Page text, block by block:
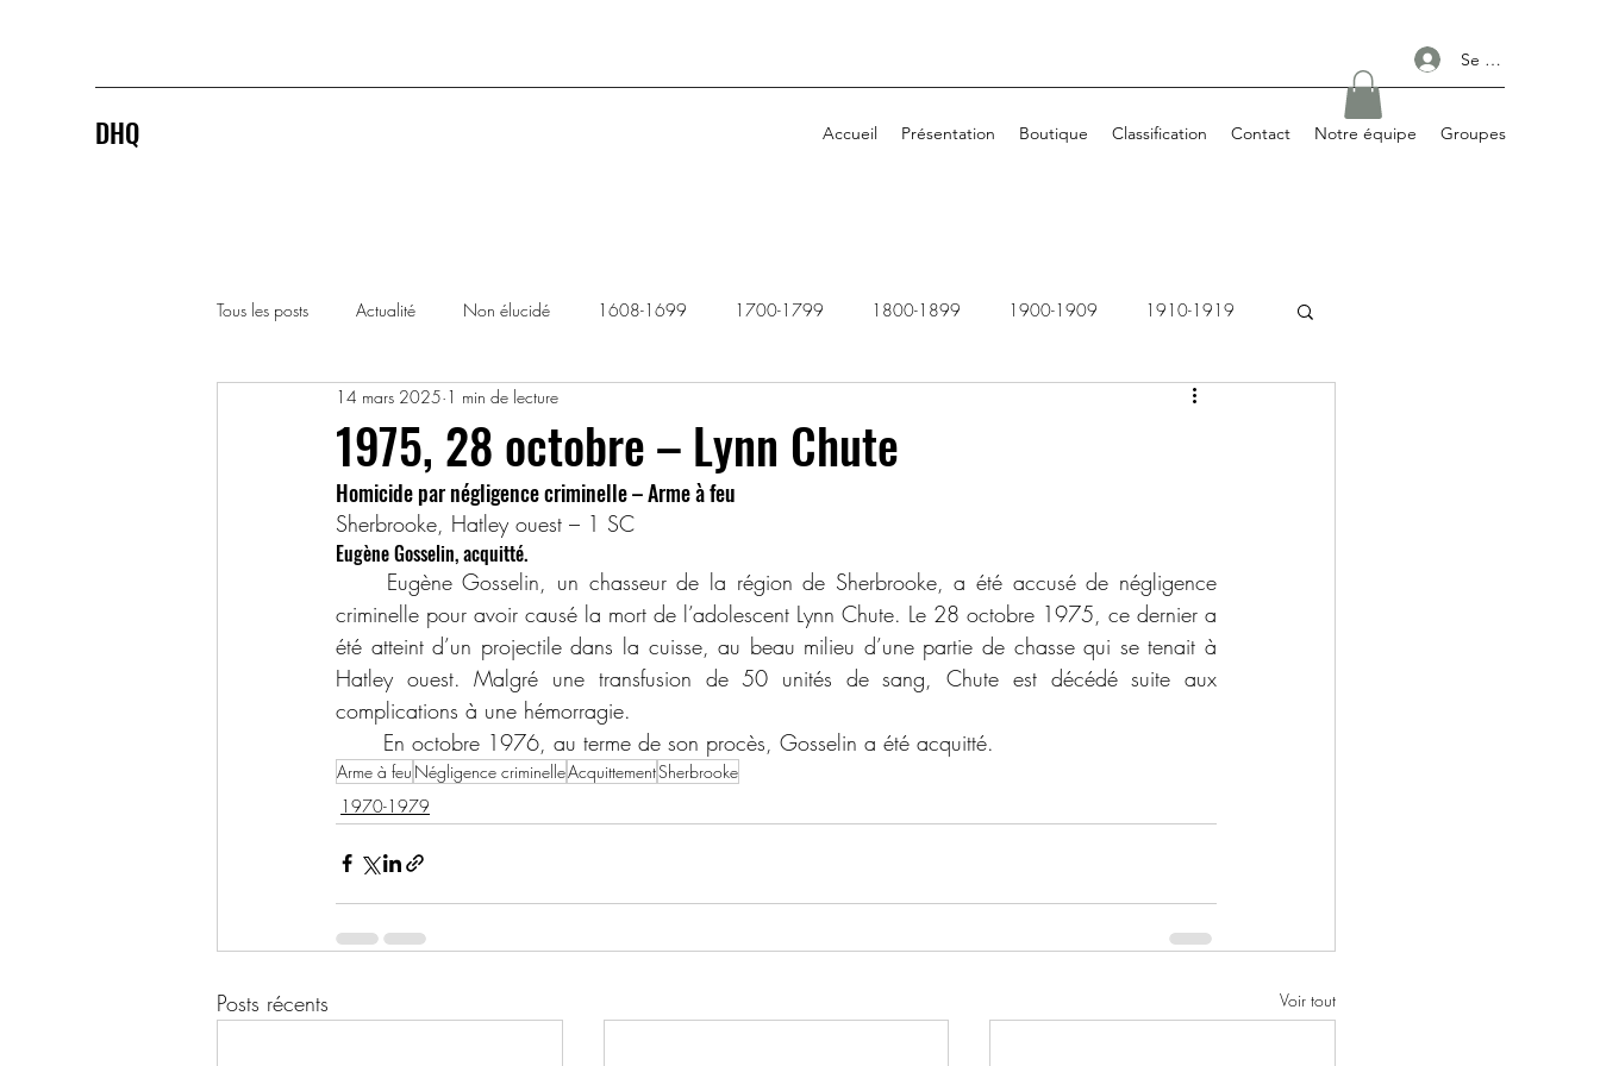
Se connecter
DHQ Accueil Présentation Boutique Classification Contact Notre équipe Groupes
Tous les posts Actualité Non élucidé 1608-1699 1700-1799 1800-1899 1900-1909 1910-1919
1920-1929 1930-1939 1940-1949
1990-1999 2000-2009 2010-2019 2020-2029
1975, 28 octobre – Lynn Chute
14 mars 2025 1 min de lecture
Homicide par négligence criminelle – Arme à feu
Sherbrooke, Hatley ouest – 1 SC
Eugène Gosselin, acquitté.
criminelle pour avoir causé la mort de l’adolescent Lynn Chute. Le 28 octobre 1975, ce dernier a
été atteint d’un projectile dans la cuisse, au beau milieu d’une partie de chasse qui se tenait à
Hatley ouest. Malgré une transfusion de 50 unités de sang, Chute est décédé suite aux
complications à une hémorragie.
	En octobre 1976, au terme de son procès, Gosselin a été acquitté.
Arme à feu Négligence criminelleAcquittementSherbrooke
1970-1979
Posts récents Voir tout